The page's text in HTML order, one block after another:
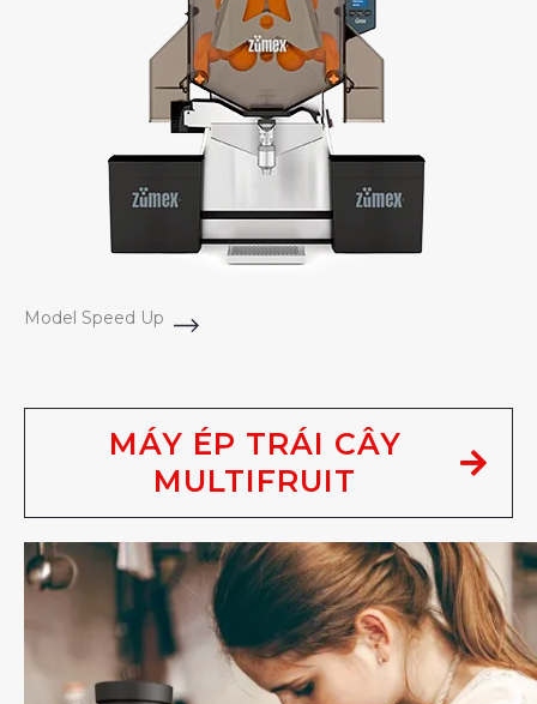
Model Speed Up
MÁY ÉP TRÁI CÂY
MULTIFRUIT